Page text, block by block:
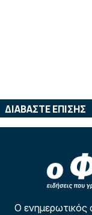
ΔΙΑΒΑΣΤΕ ΕΠΙΣΗΣ
Ο ενημερωτικός